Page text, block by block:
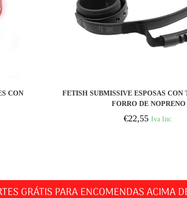
CON
FETISH SUBMISSIVE ESPOSAS CON
FORRO DE NOPRENO
€22,55 Iva Inc.
GRÁTIS PARA ENCOMENDAS ACIMA